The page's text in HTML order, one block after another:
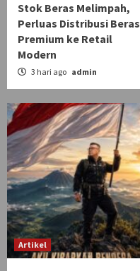
Stok Beras Melimpah,
Perluas Distribusi Beras
Premium ke Retail
Modern
3 hari ago admin
Artikel